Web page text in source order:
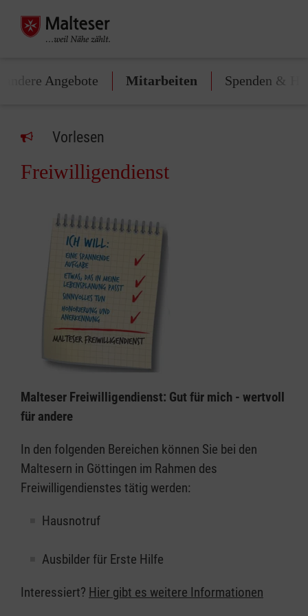
Angebote Mitarbeiten Spenden &
Vorlesen
Freiwilligendienst
Malteser Freiwilligendienst: Gut für mich - wertvoll
für andere
In den folgenden Bereichen können Sie bei den
Maltesern in Göttingen im Rahmen des
Freiwilligendienstes tätig werden:
Hausnotruf
Ausbilder für Erste Hilfe
Interessiert? Hier gibt es weitere Informationen